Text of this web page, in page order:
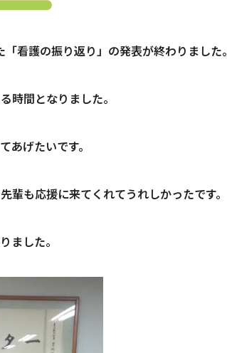
看護の振り返り」の発表が終わりました。
時間となりました。
あげたいです。
も応援に来てくれてうれしかったです。
ました。